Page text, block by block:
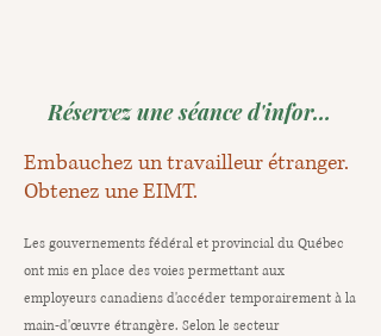
Réservez une séance d'information
Embauchez un travailleur étranger.
Obtenez une EIMT.
Les gouvernements fédéral et provincial du Québec
ont mis en place des voies permettant aux
employeurs canadiens d'accéder temporairement à la
main-d'œuvre étrangère. Selon le secteur